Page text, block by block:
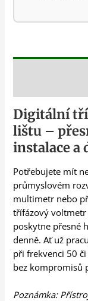
Digitální
lištu –
instalace a
Potřebujete mít
průmyslovém
multimetr nebo
třífázový voltmetr
poskytne přesné
denně. Ať už
při frekvenci 50
bez kompromisů
Poznámka: